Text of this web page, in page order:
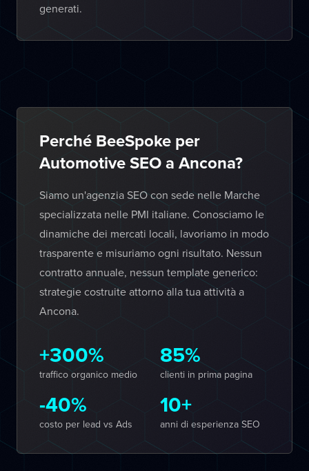
generati.
Perché BeeSpoke per
Automotive SEO a Ancona?
Siamo un'agenzia SEO con sede nelle Marche
specializzata nelle PMI italiane. Conosciamo le
dinamiche dei mercati locali, lavoriamo in modo
trasparente e misuriamo ogni risultato. Nessun
contratto annuale, nessun template generico:
strategie costruite attorno alla tua attività a
Ancona.
+300%
traffico organico medio
85%
clienti in prima pagina
-40%
costo per lead vs Ads
10+
anni di esperienza SEO